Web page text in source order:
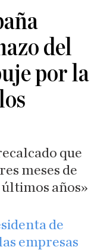
del
por la
que
meses de
años»
de
empresas